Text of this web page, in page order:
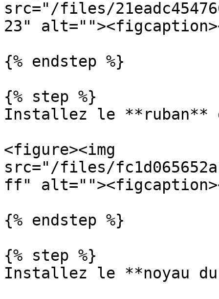
src="/files/
23"
{% endstep %}
{% step %}
Installez le **ruban**
<figure><img
src="/files/
ff"
{% endstep %}
{% step %}
Installez le **noyau